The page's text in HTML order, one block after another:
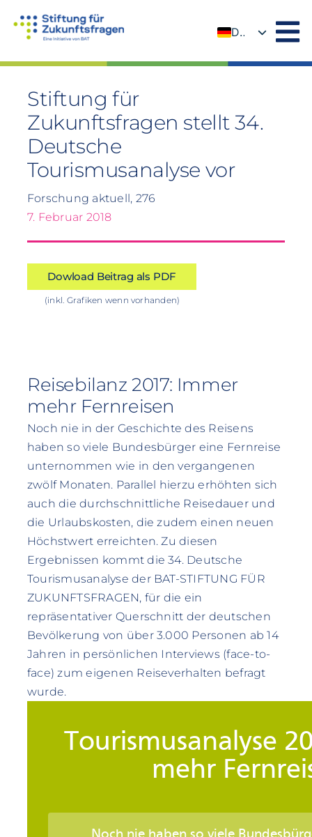
Inhalt
DE
Stiftung für
Zukunftsfragen stellt 34.
Deutsche
Tourismusanalyse vor
Forschung aktuell, 276
7. Februar 2018
Dowload Beitrag als PDF
(inkl. Grafiken wenn vorhanden)
Reisebilanz 2017: Immer
mehr Fernreisen
Noch nie in der Geschichte des Reisens
haben so viele Bundesbürger eine Fernreise
unternommen wie in den vergangenen
zwölf Monaten. Parallel hierzu erhöhten sich
auch die durchschnittliche Reisedauer und
die Urlaubskosten, die zudem einen neuen
Höchstwert erreichten. Zu diesen
Ergebnissen kommt die 34. Deutsche
Tourismusanalyse der BAT-STIFTUNG FÜR
ZUKUNFTSFRAGEN, für die ein
repräsentativer Querschnitt der deutschen
Bevölkerung von über 3.000 Personen ab 14
Jahren in persönlichen Interviews (face-to-
face) zum eigenen Reiseverhalten befragt
wurde.